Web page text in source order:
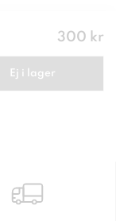
Pris:
300 kr
Ej i lager